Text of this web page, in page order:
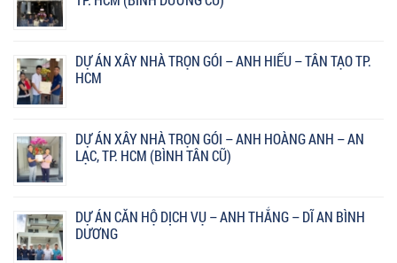
DỰ ÁN XÂY NHÀ TRỌN GÓI – ANH HIẾU – TÂN TẠO TP.
HCM
DỰ ÁN XÂY NHÀ TRỌN GÓI – ANH HOÀNG ANH – AN
LẠC, TP. HCM (BÌNH TÂN CŨ)
DỰ ÁN CĂN HỘ DỊCH VỤ – ANH THẮNG – DĨ AN BÌNH
DƯƠNG